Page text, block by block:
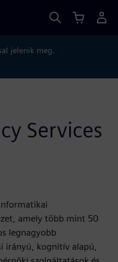
jelenik meg.
Services
amely több mint 50
legnagyobb
irányú, kognitív alapú,